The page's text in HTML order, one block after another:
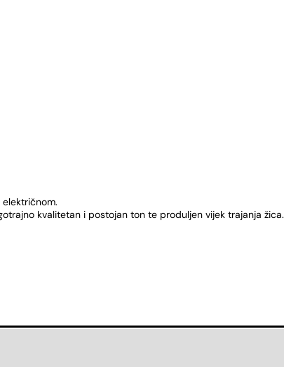
kvalitetan i postojan ton te produljen vijek trajanja žica.